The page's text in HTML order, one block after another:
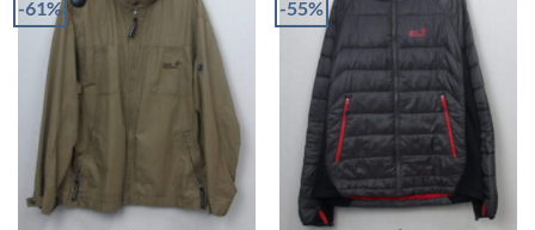
-61% -55%